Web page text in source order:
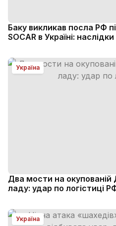
Баку викликав посла РФ
SOCAR в Україні: наслідки
Україна
Два мости на окупованій
ладу: удар по логістиці
Україна